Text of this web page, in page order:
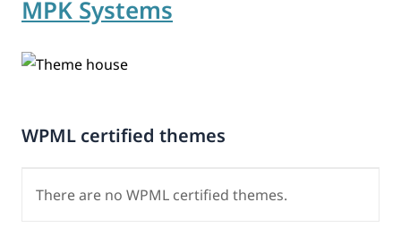
MPK Systems
WPML certified themes
There are no WPML certified themes.